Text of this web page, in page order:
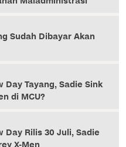
Sudah Dibayar Akan
Day Tayang, Sadie Sink
di MCU?
Day Rilis 30 Juli, Sadie
X-Men